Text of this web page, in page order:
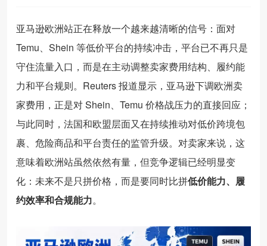
亚马逊欧洲站正在释放一个越来越清晰的信号：面对
Temu、Shein 等低价平台的持续冲击，平台已不再只是
守住流量入口，而是在主动调整卖家费用结构、履约能
力和平台规则。Reuters 报道显示，亚马逊下调欧洲卖
家费用，正是对 Shein、Temu 价格战压力的直接回应；
与此同时，法国和欧盟层面又在持续推动对低价跨境包
裹、危险商品和平台责任的监管升级。对卖家来说，这
意味着欧洲站虽然依然有量，但竞争逻辑已经明显变
化：未来不是只拼价格，而是要同时比拼低价能力、履
约效率和合规能力。